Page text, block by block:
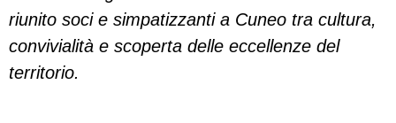
riunito soci e simpatizzanti a Cuneo tra cultura,
convivialità e scoperta delle eccellenze del
territorio.